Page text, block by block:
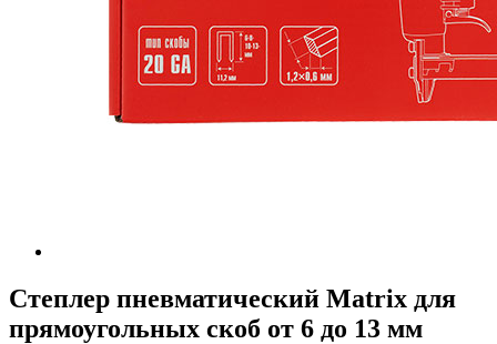
Степлер пневматический Matrix для
прямоугольных скоб от 6 до 13 мм